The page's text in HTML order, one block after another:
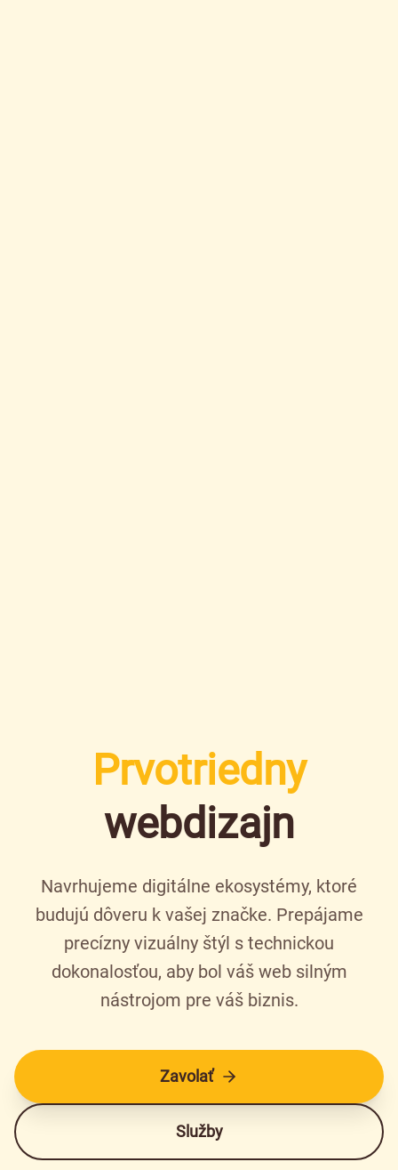
Prvotriedny
webdizajn
Navrhujeme digitálne ekosystémy, ktoré
budujú dôveru k vašej značke. Prepájame
precízny vizuálny štýl s technickou
dokonalosťou, aby bol váš web silným
nástrojom pre váš biznis.
Zavolať
Služby